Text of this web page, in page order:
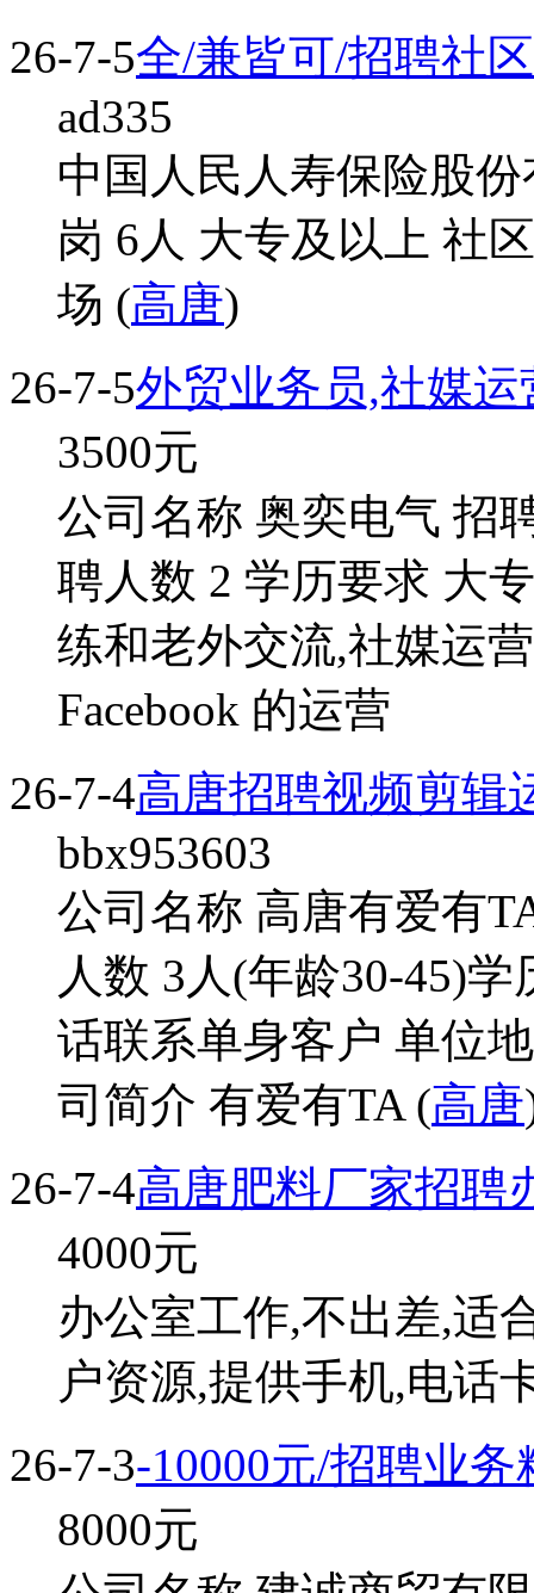
26-7-5全/兼皆可/招聘社
ad335
中国人民人寿保险股
岗 6人 大专及以上 社
场 (高唐)
26-7-5外贸业务员,社媒运
3500元
公司名称 奥奕电气 招
聘人数 2 学历要求 大
练和老外交流,社媒运
Facebook 的运营
26-7-4高唐招聘视频剪辑
bbx953603
公司名称 高唐有爱有
人数 3人(年龄30-45)
话联系单身客户 单位
司简介 有爱有TA (高唐
26-7-4高唐肥料厂家招聘
4000元
办公室工作,不出差,适
户资源,提供手机,电话
26-7-3-10000元/招聘业
8000元